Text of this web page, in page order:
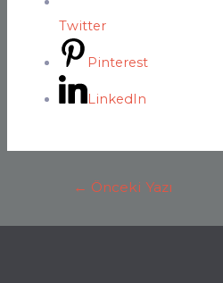
Twitter
Pinterest
LinkedIn
← Önceki Yazı